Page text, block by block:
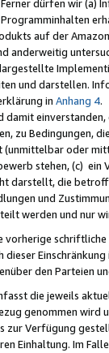
dürfen wir (a)
auf der
anderweitig
und darstellen.
in Anhang 4.
damit
zu Bedingungen,
(unmittelbar oder
stehen, (c) ein
darstellt, die
und
werden und nur
vorherige
den Parteien
die jeweils
genommen wird
zur Verfügung
Einhaltung. Im